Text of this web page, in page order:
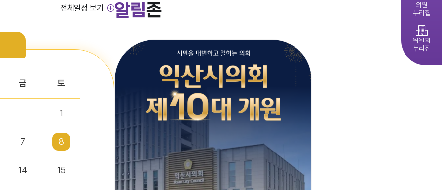
의원
누리집
위원회
누리집
다다익산(2026.4월호) 의회편
익산시의회, 제279회 임시회 폐회
금 토
1
7 8
14 15
전체일정 보기 알림존